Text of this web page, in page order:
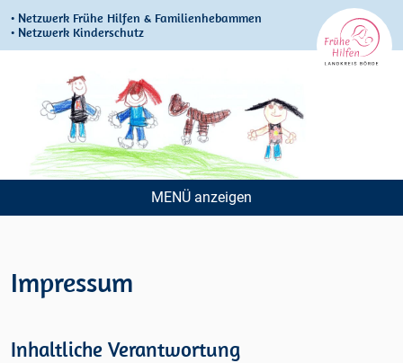
• Netzwerk Frühe Hilfen & Familienhebammen
• Netzwerk Kinderschutz
Navigation
MENÜ
Impressum
Inhaltliche Verantwortung